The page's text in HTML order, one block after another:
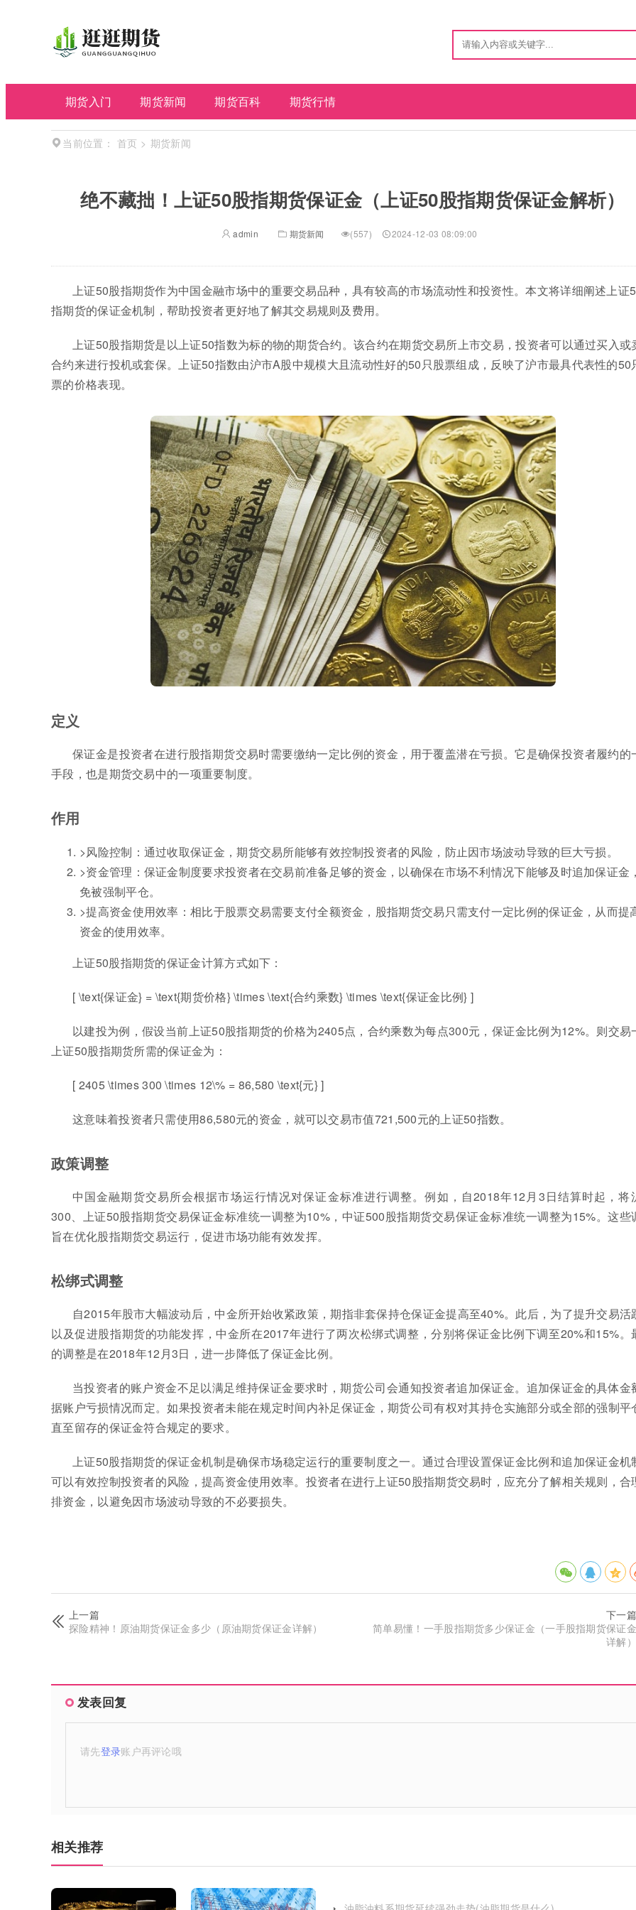
期货入门 期货新闻 期货百科 期货行情
当前位置： 首页 > 期货新闻
绝不藏拙！上证50股指期货保证金（上证50股指期货保证金解析）
admin 期货新闻 (557) 2024-12-03 08:09:00
上证50股指期货作为中国金融市场中的重要交易品种，具有较高的市场流动性和投资性。本文将详细阐述上证
指期货的保证金机制，帮助投资者更好地了解其交易规则及费用。
上证50股指期货是以上证50指数为标的物的期货合约。该合约在期货交易所上市交易，投资者可以通过买入或
合约来进行投机或套保。上证50指数由沪市A股中规模大且流动性好的50只股票组成，反映了沪市最具代表性的50
票的价格表现。
定义
保证金是投资者在进行股指期货交易时需要缴纳一定比例的资金，用于覆盖潜在亏损。它是确保投资者履约的
手段，也是期货交易中的一项重要制度。
作用
>风险控制：通过收取保证金，期货交易所能够有效控制投资者的风险，防止因市场波动导致的巨大亏损。
>资金管理：保证金制度要求投资者在交易前准备足够的资金，以确保在市场不利情况下能够及时追加保证金
免被强制平仓。
>提高资金使用效率：相比于股票交易需要支付全额资金，股指期货交易只需支付一定比例的保证金，从而提
资金的使用效率。
上证50股指期货的保证金计算方式如下：
[ \text{保证金} = \text{期货价格} \times \text{合约乘数} \times \text{保证金比例} ]
以建投为例，假设当前上证50股指期货的价格为2405点，合约乘数为每点300元，保证金比例为12%。则交易
上证50股指期货所需的保证金为：
[ 2405 \times 300 \times 12\% = 86,580 \text{元} ]
这意味着投资者只需使用86,580元的资金，就可以交易市值721,500元的上证50指数。
政策调整
中国金融期货交易所会根据市场运行情况对保证金标准进行调整。例如，自2018年12月3日结算时起，将
300、上证50股指期货交易保证金标准统一调整为10%，中证500股指期货交易保证金标准统一调整为15%。这些
旨在优化股指期货交易运行，促进市场功能有效发挥。
松绑式调整
自2015年股市大幅波动后，中金所开始收紧政策，期指非套保持仓保证金提高至40%。此后，为了提升交易活
以及促进股指期货的功能发挥，中金所在2017年进行了两次松绑式调整，分别将保证金比例下调至20%和15%。
的调整是在2018年12月3日，进一步降低了保证金比例。
当投资者的账户资金不足以满足维持保证金要求时，期货公司会通知投资者追加保证金。追加保证金的具体金
据账户亏损情况而定。如果投资者未能在规定时间内补足保证金，期货公司有权对其持仓实施部分或全部的强制平
直至留存的保证金符合规定的要求。
上证50股指期货的保证金机制是确保市场稳定运行的重要制度之一。通过合理设置保证金比例和追加保证金机
可以有效控制投资者的风险，提高资金使用效率。投资者在进行上证50股指期货交易时，应充分了解相关规则，合
排资金，以避免因市场波动导致的不必要损失。
上一篇
探险精神！原油期货保证金多少（原油期货保证金详解）
下一篇
简单易懂！一手股指期货多少保证金（一手股指期货保证金
详解）
发表回复
请先登录账户再评论哦
相关推荐